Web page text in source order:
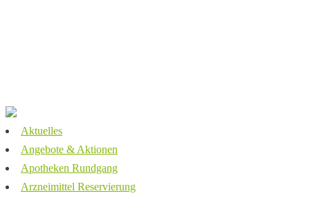
Aktuelles
Angebote & Aktionen
Apotheken Rundgang
Arzneimittel Reservierung